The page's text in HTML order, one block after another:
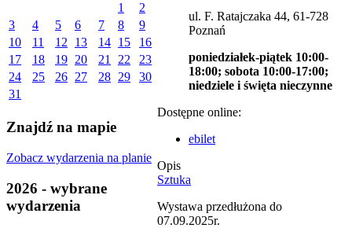
1
2
3
4 5 6 7 8
9
10
11 12 13 14 15
16
17
18 19 20 21 22
23
24
25 26 27 28 29
30
31
Znajdź na mapie
Zobacz wydarzenia na planie
2026 - wybrane
wydarzenia
ul. F. Ratajczaka 44, 61-728
Poznań
poniedziałek-piątek 10:00-
18:00; sobota 10:00-17:00;
niedziele i święta nieczynne
Dostępne online:
ebilet
Opis
Sztuka
Wystawa przedłużona do
07.09.2025r.